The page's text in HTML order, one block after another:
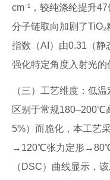
cm⁻¹，较纯涤纶提升
分子链取向加剧了
指数（AI）由0.31（静
强化特定角度入射光的
（三）工艺维度：低
区别于常规180–200℃
5%）而脆化，本工艺
→120℃张力定形→80℃
（DSC）曲线显示，